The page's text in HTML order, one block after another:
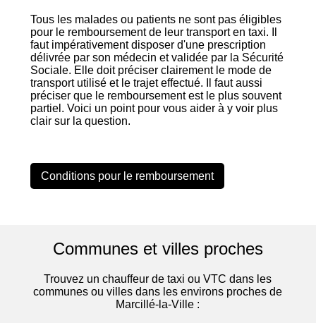
Tous les malades ou patients ne sont pas éligibles
pour le remboursement de leur transport en taxi. Il
faut impérativement disposer d'une prescription
délivrée par son médecin et validée par la Sécurité
Sociale. Elle doit préciser clairement le mode de
transport utilisé et le trajet effectué. Il faut aussi
préciser que le remboursement est le plus souvent
partiel. Voici un point pour vous aider à y voir plus
clair sur la question.
Conditions pour le remboursement
Communes et villes proches
Trouvez un chauffeur de taxi ou VTC dans les
communes ou villes dans les environs proches de
Marcillé-la-Ville :